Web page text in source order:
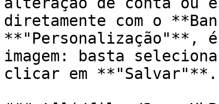
diretamente com o
**"Personalização"**,
imagem: basta
clicar em **"Salvar"**.